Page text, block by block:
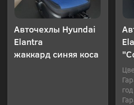
Авточехлы Hyundai
Elantra
жаккард синяя коса
год